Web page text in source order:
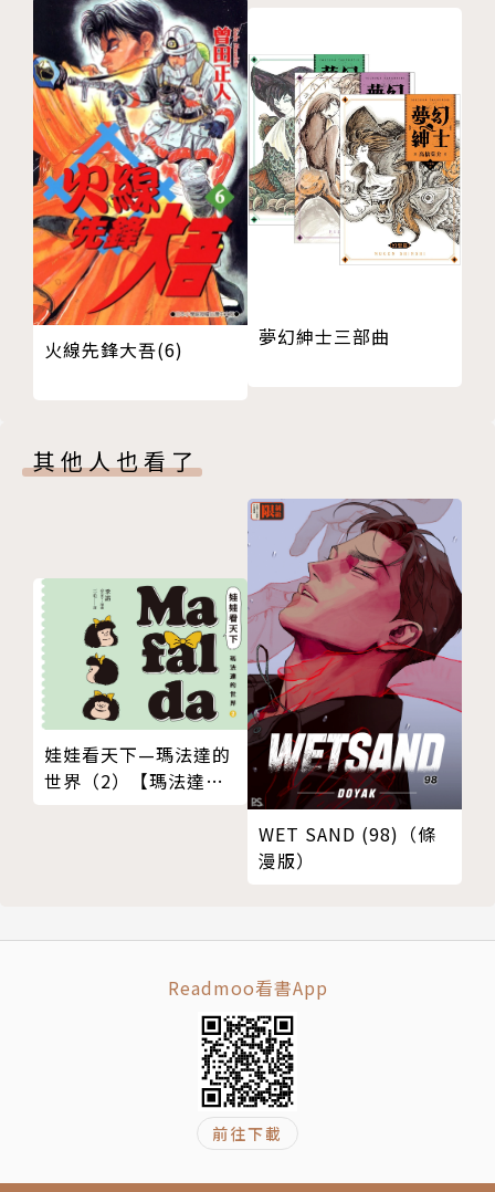
火線先鋒大吾(6) 夢幻紳士三部曲
其他人也看了
娃娃看天下—瑪法達的
世界（2）【瑪法達降
WET SAND (98)（條
漫版）
Readmoo看書App
前往下載